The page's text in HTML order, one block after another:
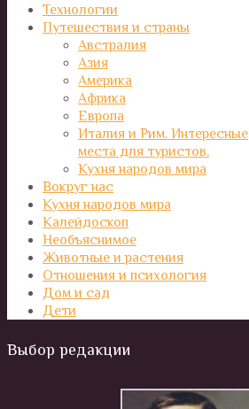
Технологии
Путешествия и страны
Австралия
Азия
Америка
Африка
Европа
Италия и Рим. Интересные
места для туристов.
Кухня народов мира
Вокруг нас
Кухня народов мира
Калейдоскоп
Необъяснимое
Животные и растения
Отношения и психология
Дом и сад
Дети
Выбор редакции